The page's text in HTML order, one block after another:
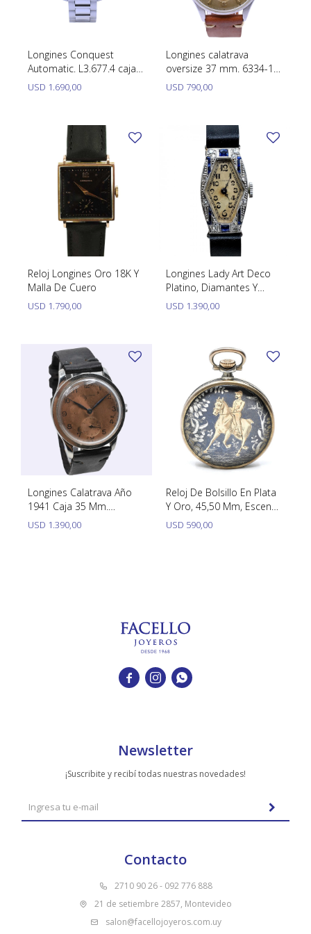
Longines Conquest
Automatic. L3.677.4 caja
41 mm año 2020
aproximadamente.
USD 1.690,00
Longines calatrava
oversize 37 mm. 6334-13
movimiento manual año
USD 790,00
Reloj Longines Oro 18K Y
Malla De Cuero
USD 1.790,00
Longines Lady Art Deco
Platino, Diamantes Y
Piedras Azules. Año
1929'S Calibre 745.
USD 1.390,00
Longines Calatrava Año
1941 Caja 35 Mm.
Maravillosa Esfera Rosa
USD 1.390,00
Reloj De Bolsillo En Plata
Y Oro, 45,50 Mm, Escena
De Caballo Y Jinete
USD 590,00
  
Contacto
2710 90 26 - 092 776 888
21 de setiembre 2857, Montevideo
salon@facellojoyeros.com.uy
Newsletter
¡Suscribite y recibí todas nuestras novedades!
Caravanas perlas
Pendientes y medallas
Pulseras
CARTIER
CHOPARD
OTRAS MARCAS RELOJES
TAG HEUER